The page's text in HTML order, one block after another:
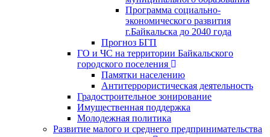
Программа социально-
экономического развития
г.Байкальска до 2040 года
Прогноз БГП
ГО и ЧС на территории Байкальского
городского поселения
Памятки населению
Антитеррористическая деятельность
Градостроительное зонирование
Имущественная поддержка
Молодежная политика
Развитие малого и среднего предпринимательства